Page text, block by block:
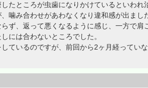
たところが虫歯になりかけているといわれ
噛み合わせがあわなくなり違和感が出まし
ず、返って悪くなるように感じ、一方で肩
には合わないところでした。
ているのですが、前回から2ヶ月経ってい